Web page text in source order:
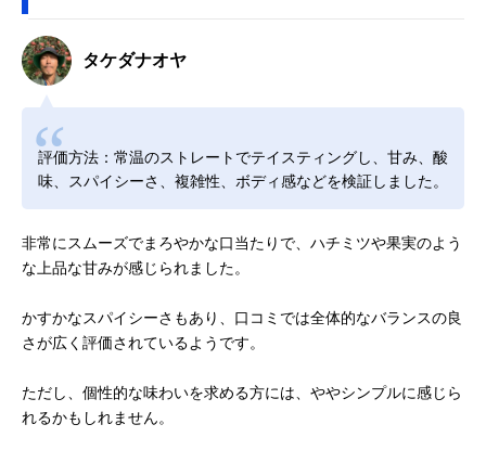
タケダナオヤ
評価方法：常温のストレートでテイスティングし、甘み、酸
味、スパイシーさ、複雑性、ボディ感などを検証しました。
非常にスムーズでまろやかな口当たりで、ハチミツや果実のよう
な上品な甘みが感じられました。
かすかなスパイシーさもあり、口コミでは全体的なバランスの良
さが広く評価されているようです。
ただし、個性的な味わいを求める方には、ややシンプルに感じら
れるかもしれません。